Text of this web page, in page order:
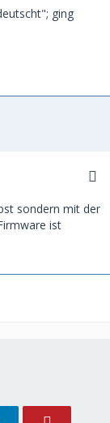
ging
sondern mit der
ist